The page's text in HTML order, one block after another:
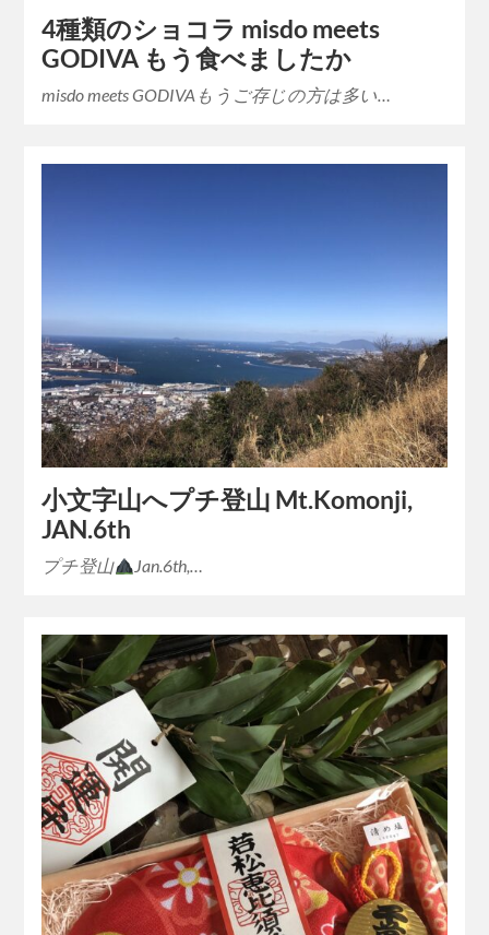
4種類のショコラ misdo meets
GODIVA もう食べましたか
misdo meets GODIVAもうご存じの方は多い…
小文字山へプチ登山 Mt.Komonji,
JAN.6th
プチ登山 Jan.6th,…